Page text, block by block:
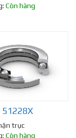
Còn hàng
trục
Còn hàng